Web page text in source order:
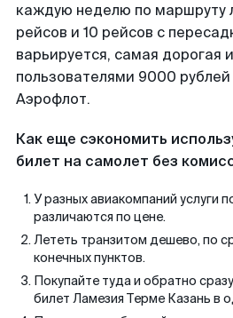
каждую неделю по маршруту
рейсов и 10 рейсов с
варьируется, самая дорогая
пользователями 9000
Аэрофлот.
Как еще сэкономить
билет на самолет без
У разных авиакомпаний услуги
различаются по цене.
Лететь транзитом дешево, по
конечных пунктов.
Покупайте туда и обратно
билет Ламезия Терме Казань в